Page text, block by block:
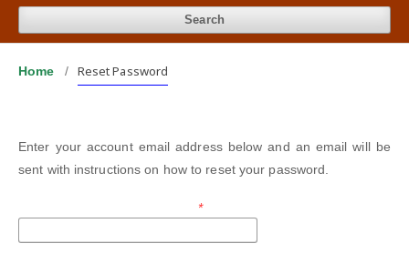
Search
Home / Reset Password
Enter your account email address below and an email will be
sent with instructions on how to reset your password.
*